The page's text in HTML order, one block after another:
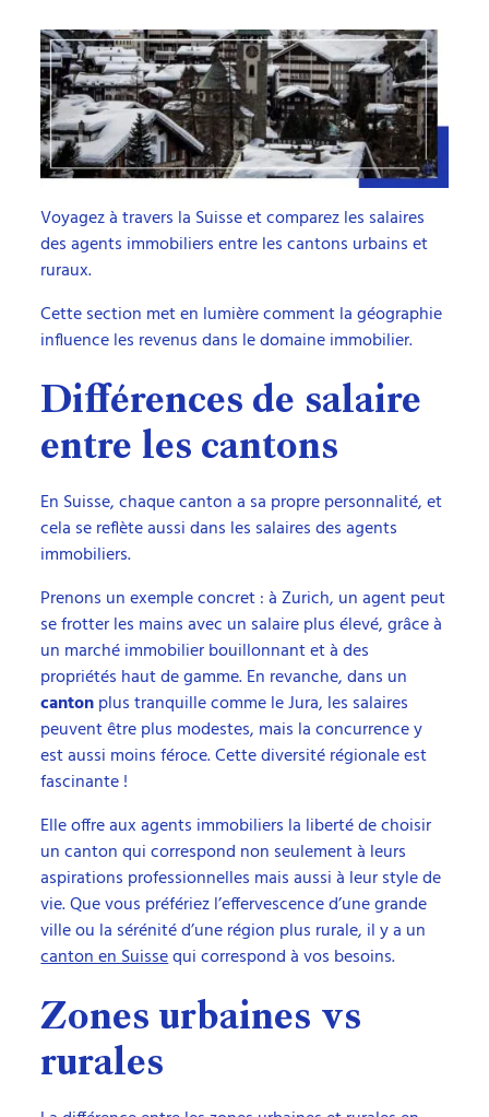
Voyagez à travers la Suisse et comparez les salaires
des agents immobiliers entre les cantons urbains et
ruraux.
Cette section met en lumière comment la géographie
influence les revenus dans le domaine immobilier.
Différences de salaire
entre les cantons
En Suisse, chaque canton a sa propre personnalité, et
cela se reflète aussi dans les salaires des agents
immobiliers.
Prenons un exemple concret : à Zurich, un agent peut
se frotter les mains avec un salaire plus élevé, grâce à
un marché immobilier bouillonnant et à des
propriétés haut de gamme. En revanche, dans un
cantonplus tranquille comme le Jura, les salaires
peuvent être plus modestes, mais la concurrence y
est aussi moins féroce. Cette diversité régionale est
fascinante !
Elle offre aux agents immobiliers la liberté de choisir
un canton qui correspond non seulement à leurs
aspirations professionnelles mais aussi à leur style de
vie. Que vous préfériez l’effervescence d’une grande
ville ou la sérénité d’une région plus rurale, il y a un
canton en Suissequi correspond à vos besoins.
Zones urbaines vs
rurales